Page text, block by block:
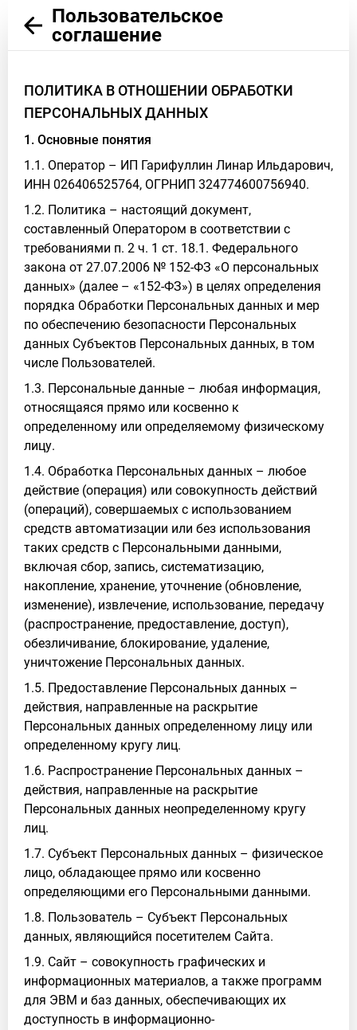
Пользовательское
соглашение
ПОЛИТИКА В ОТНОШЕНИИ ОБРАБОТКИ
ПЕРСОНАЛЬНЫХ ДАННЫХ
1. Основные понятия
1.1. Оператор – ИП Гарифуллин Линар Ильдарович,
ИНН 026406525764, ОГРНИП 324774600756940.
1.2. Политика – настоящий документ,
составленный Оператором в соответствии с
требованиями п. 2 ч. 1 ст. 18.1. Федерального
закона от 27.07.2006 № 152-ФЗ «О персональных
данных» (далее – «152-ФЗ») в целях определения
порядка Обработки Персональных данных и мер
по обеспечению безопасности Персональных
данных Субъектов Персональных данных, в том
числе Пользователей.
1.3. Персональные данные – любая информация,
относящаяся прямо или косвенно к
определенному или определяемому физическому
лицу.
1.4. Обработка Персональных данных – любое
действие (операция) или совокупность действий
(операций), совершаемых с использованием
средств автоматизации или без использования
таких средств с Персональными данными,
включая сбор, запись, систематизацию,
накопление, хранение, уточнение (обновление,
изменение), извлечение, использование, передачу
(распространение, предоставление, доступ),
обезличивание, блокирование, удаление,
уничтожение Персональных данных.
1.5. Предоставление Персональных данных –
действия, направленные на раскрытие
Персональных данных определенному лицу или
определенному кругу лиц.
1.6. Распространение Персональных данных –
действия, направленные на раскрытие
Персональных данных неопределенному кругу
лиц.
1.7. Субъект Персональных данных – физическое
лицо, обладающее прямо или косвенно
определяющими его Персональными данными.
1.8. Пользователь – Субъект Персональных
данных, являющийся посетителем Сайта.
1.9. Сайт – совокупность графических и
информационных материалов, а также программ
для ЭВМ и баз данных, обеспечивающих их
доступность в информационно-